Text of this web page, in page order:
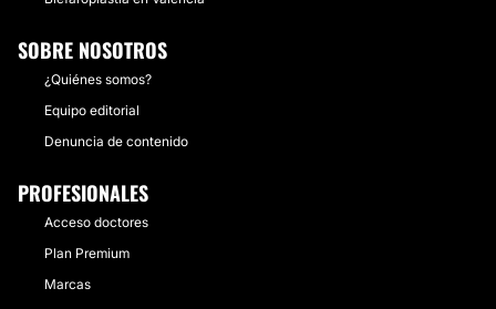
SOBRE NOSOTROS
¿Quiénes somos?
Equipo editorial
Denuncia de contenido
PROFESIONALES
Acceso doctores
Plan Premium
Marcas